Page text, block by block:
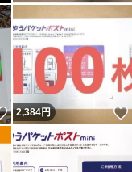
いいね！
2,384円